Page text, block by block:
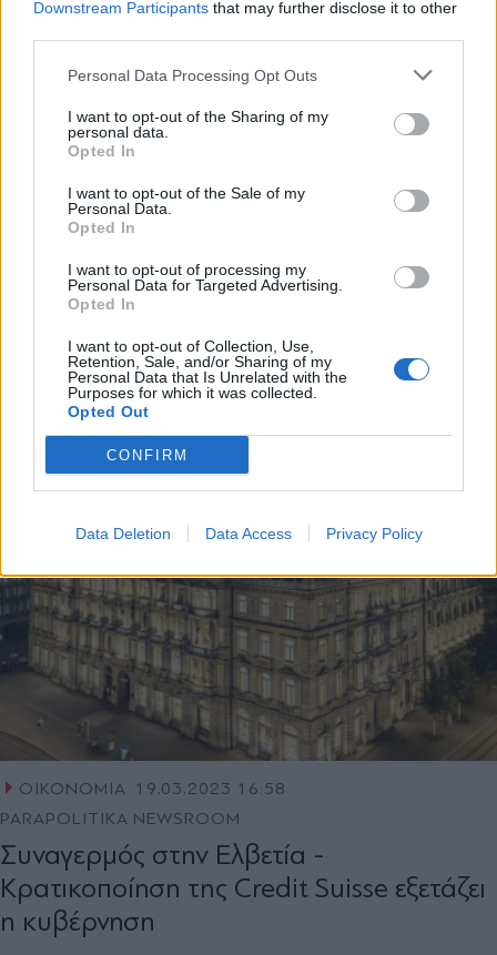
Downstream Participants that may further disclose it to other
Personal Data Processing Opt Outs
I want to opt-out of the Sharing of my
personal data.
Opted In
I want to opt-out of the Sale of my
Personal Data.
Opted In
I want to opt-out of processing my
Personal Data for Targeted Advertising.
Opted In
I want to opt-out of Collection, Use,
Retention, Sale, and/or Sharing of my
Personal Data that Is Unrelated with the
Purposes for which it was collected.
Opted Out
CONFIRM
Data Deletion Data Access Privacy Policy
Ακολουθήστε το
parapolitika.gr στο Google
News για άμεση και έγκυρη
ενημέρωση
Ακολουθήστε μας στο
facebook
Ακολουθήστε μας στο
ΣΧΕΤΙΚΗ ΕΙΔΗΣΕΟΓΡΑΦΙΑ
ΟΙΚΟΝΟΜΙΑ
19.03.2023 16:58
PARAPOLITIKA NEWSROOM
Συναγερμός στην Ελβετία -
Κρατικοποίηση της Credit Suisse εξετάζει
η κυβέρνηση
Αποδέχομαι τους
και την πολιτική απορρήτου
X